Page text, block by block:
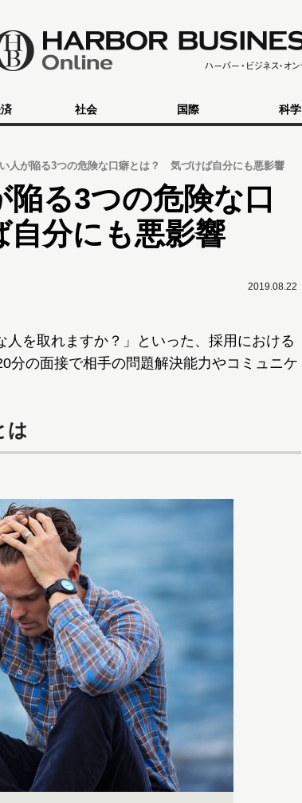
社会 国際 科学
人が陥る3つの危険な口癖とは？ 気づけば自分にも悪影響
る3つの危険な口
分にも悪影響
2019.08.22
を取れますか？」といった、採用における
分の面接で相手の問題解決能力やコミュニケ
は